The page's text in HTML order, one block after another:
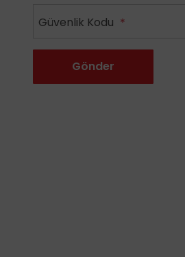
Güvenlik Kodu *
Gönder